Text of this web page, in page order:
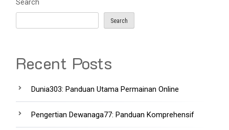
Search
Search
Recent Posts
Dunia303: Panduan Utama Permainan Online
Pengertian Dewanaga77: Panduan Komprehensif